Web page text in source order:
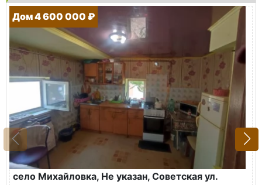
Дом 4 600 000 ₽
село Михайловка, Не указан, Советская ул.